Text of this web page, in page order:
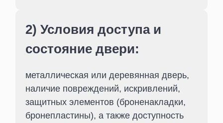
2) Условия доступа и
состояние двери:
металлическая или деревянная дверь,
наличие повреждений, искривлений,
защитных элементов (броненакладки,
бронепластины), а также доступность